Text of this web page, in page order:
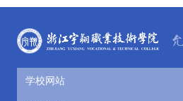
学校网站